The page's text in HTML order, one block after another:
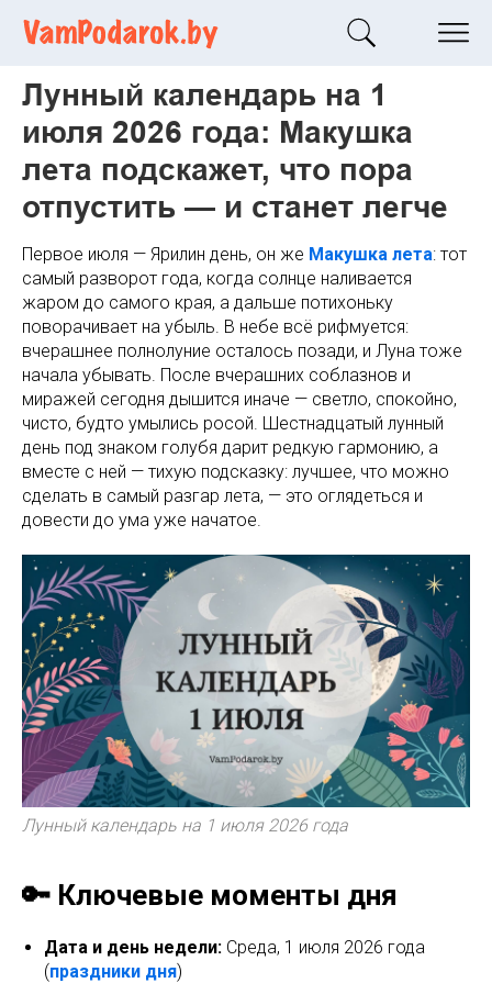
Лунный календарь на 1
июля 2026 года: Макушка
лета подскажет, что пора
отпустить — и станет легче
Первое июля — Ярилин день, он же Макушка лета: тот
самый разворот года, когда солнце наливается
жаром до самого края, а дальше потихоньку
поворачивает на убыль. В небе всё рифмуется:
вчерашнее полнолуние осталось позади, и Луна тоже
начала убывать. После вчерашних соблазнов и
миражей сегодня дышится иначе — светло, спокойно,
чисто, будто умылись росой. Шестнадцатый лунный
день под знаком голубя дарит редкую гармонию, а
вместе с ней — тихую подсказку: лучшее, что можно
сделать в самый разгар лета, — это оглядеться и
довести до ума уже начатое.
Лунный календарь на 1 июля 2026 года
🔑 Ключевые моменты дня
Дата и день недели: Среда, 1 июля 2026 года
(праздники дня)